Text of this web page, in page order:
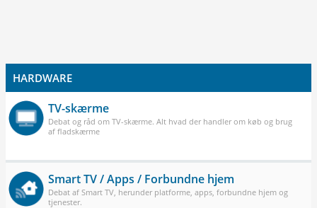
HARDWARE
TV-skærme
Debat og råd om TV-skærme. Alt hvad der handler om køb og brug
af fladskærme
Smart TV / Apps / Forbundne hjem
Debat af Smart TV, herunder platforme, apps, forbundne hjem og
tjenester.